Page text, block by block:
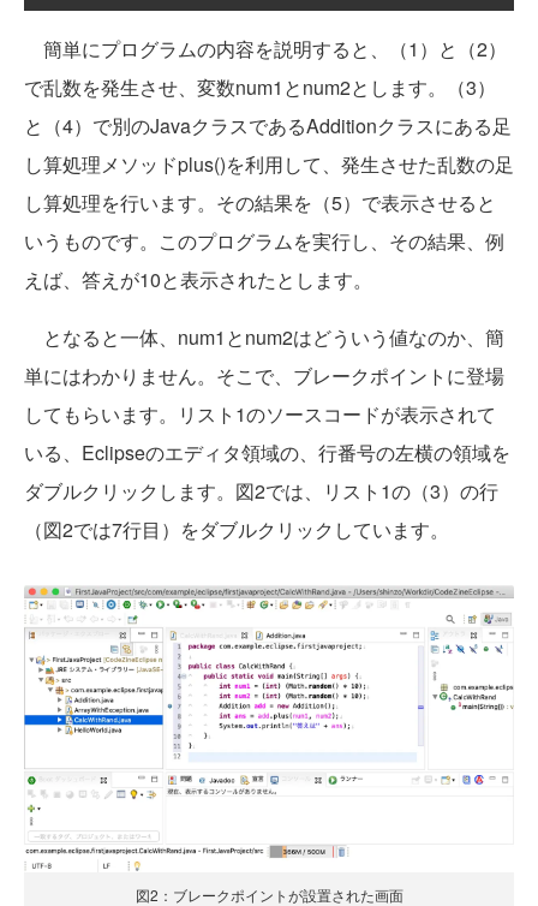
簡単にプログラムの内容を説明すると、（1）と（2）
で乱数を発生させ、変数num1とnum2とします。（3）
と（4）で別のJavaクラスであるAdditionクラスにある足
し算処理メソッドplus()を利用して、発生させた乱数の足
し算処理を行います。その結果を（5）で表示させると
いうものです。このプログラムを実行し、その結果、例
えば、答えが10と表示されたとします。
となると一体、num1とnum2はどういう値なのか、簡
単にはわかりません。そこで、ブレークポイントに登場
してもらいます。リスト1のソースコードが表示されて
いる、Eclipseのエディタ領域の、行番号の左横の領域を
ダブルクリックします。図2では、リスト1の（3）の行
（図2では7行目）をダブルクリックしています。
図2：ブレークポイントが設置された画面